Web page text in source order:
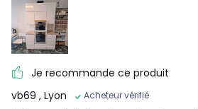
Je recommande ce produit
vb69 , Lyon Acheteur vérifié